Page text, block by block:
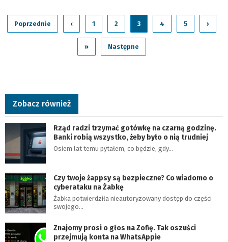
Poprzednie ‹ 1 2 3 4 5 ›
» Następne
Zobacz również
Rząd radzi trzymać gotówkę na czarną godzinę.
Banki robią wszystko, żeby było o nią trudniej
Osiem lat temu pytałem, co będzie, gdy…
Czy twoje żappsy są bezpieczne? Co wiadomo o
cyberataku na Żabkę
Żabka potwierdziła nieautoryzowany dostęp do części
swojego…
Znajomy prosi o głos na Zofię. Tak oszuści
przejmują konta na WhatsAppie